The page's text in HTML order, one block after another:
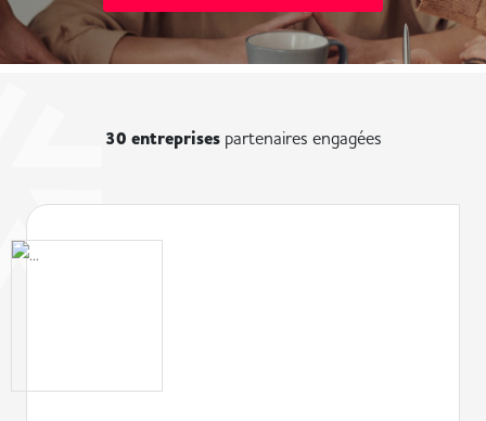
30 entreprisespartenaires engagées